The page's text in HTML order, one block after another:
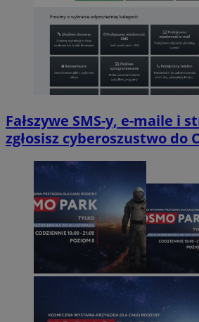
Fałszywe SMS-y, e-maile i
zgłosisz cyberoszustwo do